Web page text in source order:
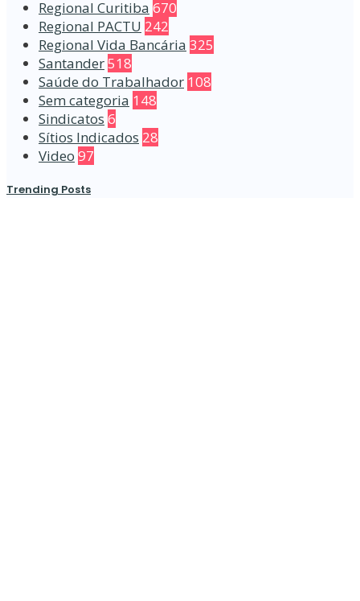
Regional Curitiba 670
Regional PACTU 242
Regional Vida Bancária 325
Santander518
Saúde do Trabalhador 108
Sem categoria 148
Sindicatos 6
Sítios Indicados 28
Video 97
Trending Posts